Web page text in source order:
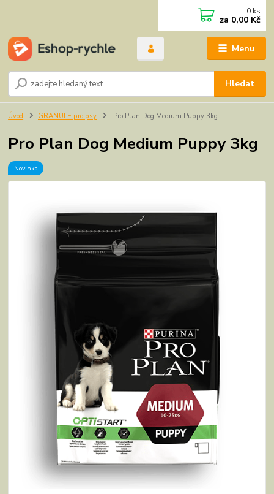
Menu
Hledat
0 ks
za 0,00 Kč
Úvod GRANULE pro psy Pro Plan Dog Medium Puppy 3kg
Pro Plan Dog Medium Puppy 3kg
Novinka